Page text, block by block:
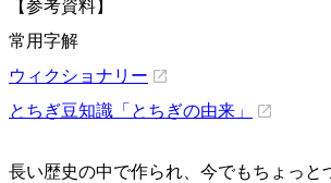
【参考資料】
常用字解
ウィクショナリー
とちぎ豆知識「とちぎの由来」
長い歴史の中で作られ、今でもちょっと